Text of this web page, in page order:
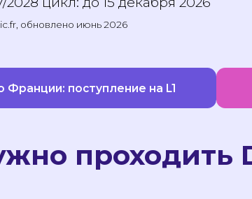
2028 цикл: до 15 декабря 2026